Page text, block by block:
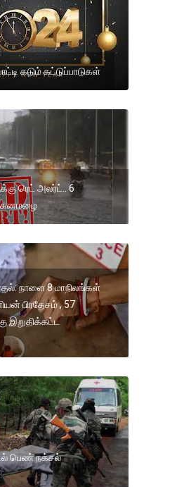
கடும் கட்டுப்பாடுகள்
ரெட் அலர்ட்.. 6
கனமழை
நாளை 8 மாநிலங்கள்
பிரதேசம் , 57
இறுதிக்கட்ட
பெண் நக்சல்